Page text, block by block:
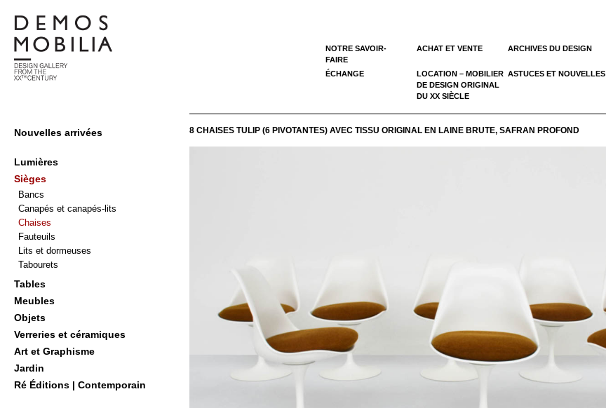
content
Primary
Menu
Nouvelles arrivées
Lumières
Sièges
Bancs
Canapés et canapés-lits
Chaises
Fauteuils
Lits et dormeuses
Tabourets
Tables
Meubles
Objets
Verreries et céramiques
Art et Graphisme
Jardin
Ré Éditions | Contemporain
NOTRE SAVOIR-
FAIRE
ACHAT ET VENTE ARCHIVES DU DESIGN
ÉCHANGE
LOCATION – MOBILIER
DE DESIGN ORIGINAL
DU XX SIÈCLE
ASTUCES ET NOUVELLES
8 CHAISES TULIP (6 PIVOTANTES) AVEC TISSU ORIGINAL EN LAINE BRUTE, SAFRAN PROFOND